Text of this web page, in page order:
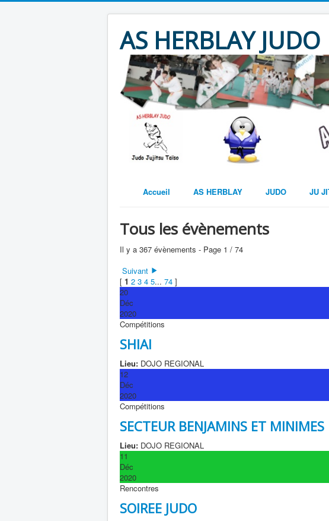
AS HERBLAY JUDO
Accueil AS HERBLAY JUDO JU
Tous les évènements
Il y a 367 évènements - Page 1 / 74
Suivant
[ 1 2 3 4 5... 74 ]
20
Déc
2020
Compétitions
SHIAI
Lieu: DOJO REGIONAL
12
Déc
2020
Compétitions
SECTEUR BENJAMINS ET MINIMES
Lieu: DOJO REGIONAL
11
Déc
2020
Rencontres
SOIREE JUDO